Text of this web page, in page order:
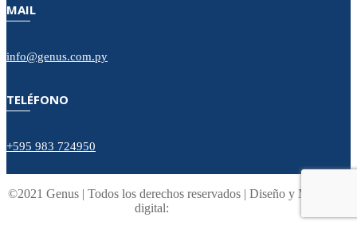
MAIL
info@genus.com.py
TELÉFONO
+595 983 724950
©2021 Genus | Todos los derechos reservados | Diseño y Marketing
digital: